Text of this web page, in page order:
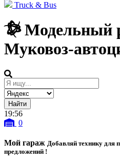
Truck & Bus
Модельный
Муковоз-
19:56
0
Мой гараж Добавляй технику для
предложений !